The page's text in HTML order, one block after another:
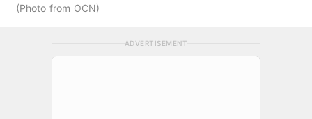
Photo from OCN
ADVERTISEMENT